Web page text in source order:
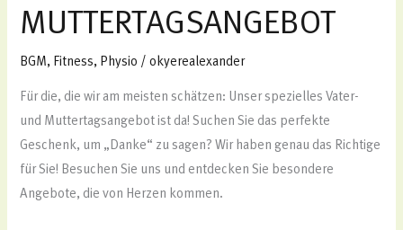
MUTTERTAGSANGEBOT
BGM, Fitness, Physio /okyerealexander
Für die, die wir am meisten schätzen: Unser spezielles Vater-
und Muttertagsangebot ist da! Suchen Sie das perfekte
Geschenk, um „Danke“ zu sagen? Wir haben genau das Richtige
für Sie! Besuchen Sie uns und entdecken Sie besondere
Angebote, die von Herzen kommen.